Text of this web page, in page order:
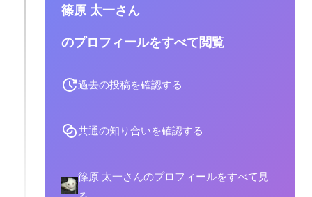
篠原 太一さん
のプロフィールをすべて閲覧
過去の投稿を確認する
共通の知り合いを確認する
篠原 太一さんのプロフィールをすべて見